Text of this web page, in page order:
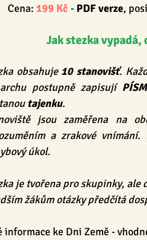
Cena: 199 Kč - PDF verze,
Jak stezka vypadá,
obsahuje 10 stanovišť.
postupně zapisují
tajenku.
jsou zaměřena na
a zrakové
úkol.
je tvořena pro skupinky,
žákům otázky předčítá
informace ke Dni Země -